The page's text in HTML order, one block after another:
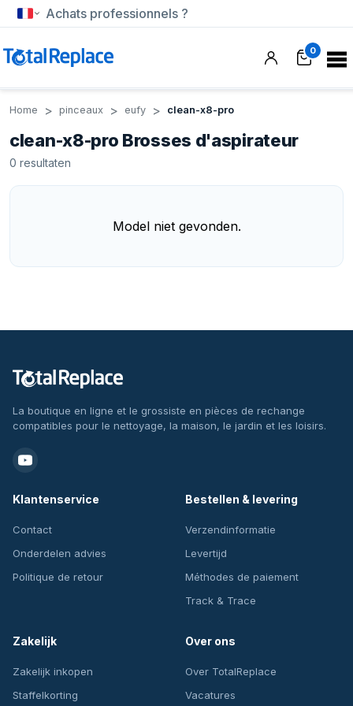
Achats professionnels ?
0
Home pinceaux eufy clean-x8-pro
clean-x8-pro Brosses d'aspirateur
0 resultaten
Model niet gevonden.
La boutique en ligne et le grossiste en pièces de rechange
compatibles pour le nettoyage, la maison, le jardin et les loisirs.
Klantenservice
Contact
Onderdelen advies
Politique de retour
Bestellen & levering
Verzendinformatie
Levertijd
Méthodes de paiement
Track & Trace
Zakelijk
Zakelijk inkopen
Staffelkorting
Over ons
Over TotalReplace
Vacatures